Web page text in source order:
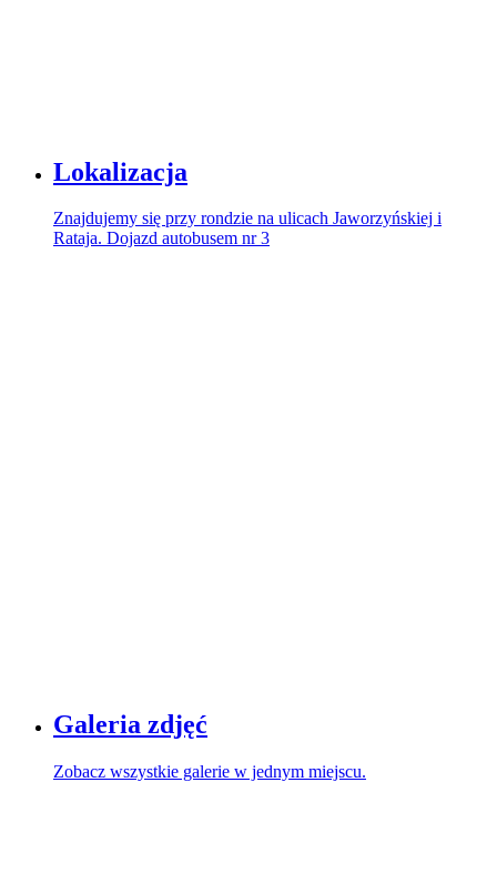
Lokalizacja
Znajdujemy się przy rondzie na ulicach Jaworzyńskiej i
Rataja. Dojazd autobusem nr 3
Galeria zdjęć
Zobacz wszystkie galerie w jednym miejscu.